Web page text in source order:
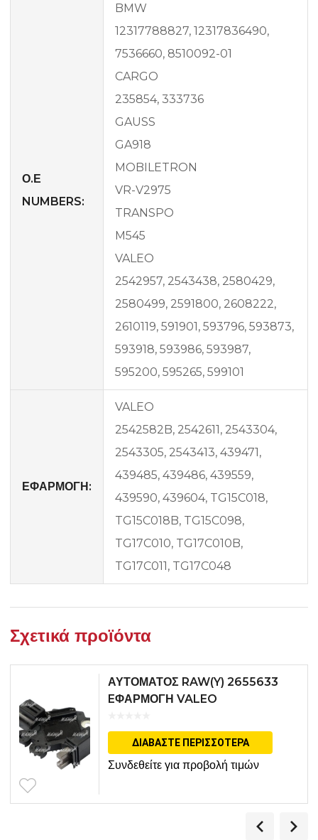
Ο.Ε
NUMBERS:
BMW
12317788827, 12317836490,
7536660, 8510092-01
CARGO
235854, 333736
GAUSS
GA918
MOBILETRON
VR-V2975
TRANSPO
M545
VALEO
2542957, 2543438, 2580429,
2580499, 2591800, 2608222,
2610119, 591901, 593796, 593873,
593918, 593986, 593987,
595200, 595265, 599101
ΕΦΑΡΜΟΓΗ:
VALEO
2542582B, 2542611, 2543304,
2543305, 2543413, 439471,
439485, 439486, 439559,
439590, 439604, TG15C018,
TG15C018B, TG15C098,
TG17C010, TG17C010B,
TG17C011, TG17C048
Σχετικά προϊόντα
ΑΥΤΟΜΑΤΟΣ RAW(Y) 2655633
EΦΑΡΜΟΓΗ VALEO
ΔΙΑΒΆΣΤΕ ΠΕΡΙΣΣΌΤΕΡΑ
Συνδεθείτε για προβολή τιμών